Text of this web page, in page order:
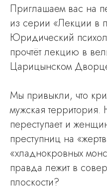
Приглашаем вас на
из серии «Лекции в
Юридический
прочтёт лекцию в
Царицынском
Мы привыкли, что
мужская
переступает и
преступниц на
«хладнокровных
правда лежит в
плоскости?